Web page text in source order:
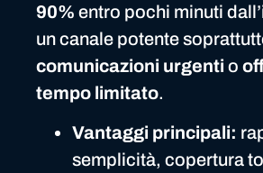
90% entro pochi minuti
un canale potente
comunicazioni urgenti o
tempo limitato.
Vantaggi principali:
semplicità, copertura